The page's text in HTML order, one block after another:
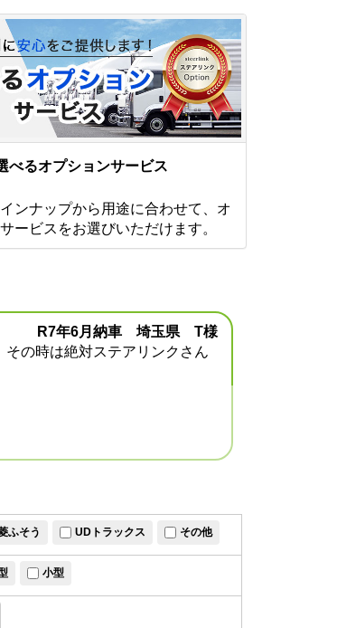
べるオプションサービス
ンナップから用途に合わせて、オ
ービスをお選びいただけます。
R7年6月納車 埼玉県 T様
の時は絶対ステアリンクさん
小型
ふそう UDトラックス その他